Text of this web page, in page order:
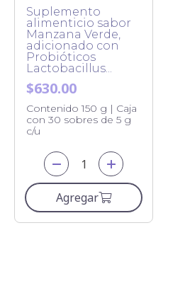
Suplemento
alimenticio sabor
Manzana Verde,
adicionado con
Probióticos
Lactobacillus...
$630.00
Contenido 150 g | Caja
con 30 sobres de 5 g
c/u
Agregar